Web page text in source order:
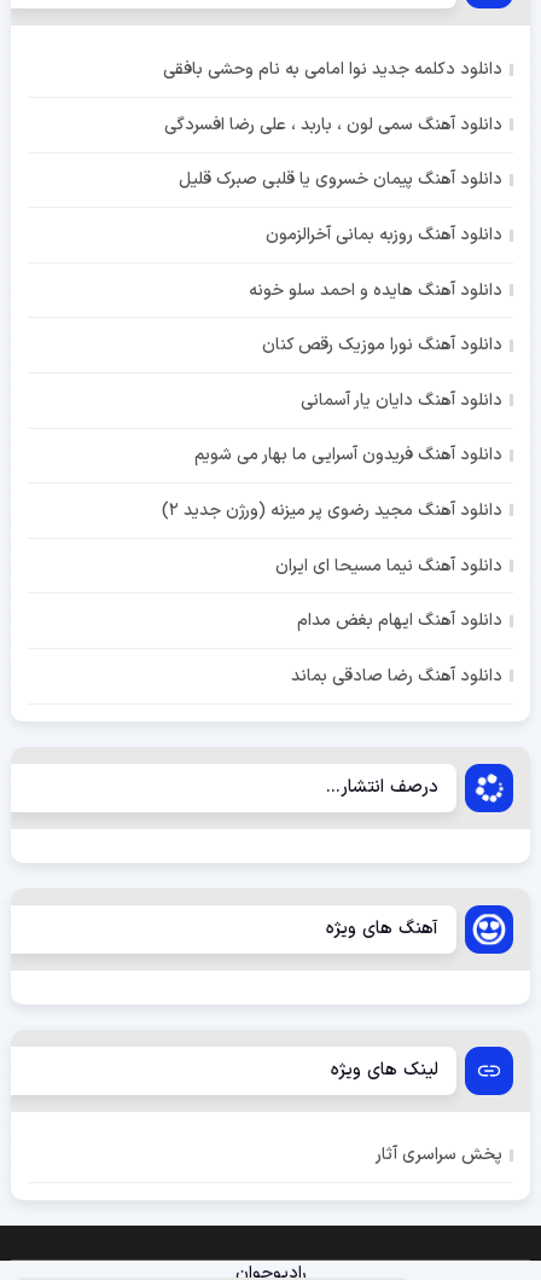
دانلود دکلمه جدید نوا امامی به نام وحشی بافقی
دانلود آهنگ سمی لون ، باربد ، علی رضا افسردگی
دانلود آهنگ پیمان خسروی یا قلبی صبرک قلیل
دانلود آهنگ روزبه بمانی آخرالزمون
دانلود آهنگ هایده و احمد سلو خونه
دانلود آهنگ نورا موزیک رقص کنان
دانلود آهنگ دایان یار آسمانی
دانلود آهنگ فریدون آسرایی ما بهار می شویم
دانلود آهنگ مجید رضوی پر میزنه (ورژن جدید 2)
دانلود آهنگ نیما مسیحا ای ایران
دانلود آهنگ ایهام بغض مدام
دانلود آهنگ رضا صادقی بماند
درصف انتشار...
آهنگ های ویژه
لینک های ویژه
پخش سراسری آثار
رادیوجوان